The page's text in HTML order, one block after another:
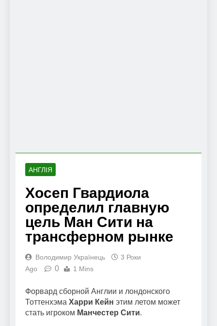
АНГЛІЯ
Хосеп Гвардиола
определил главную
цель Ман Сити на
трансферном рынке
Володимир Українець
3 Роки
Ago
0 1 Mins
Форвард сборной Англии и лондонского
Тоттенхэма Харри Кейн этим летом может
стать игроком Манчестер Сити.